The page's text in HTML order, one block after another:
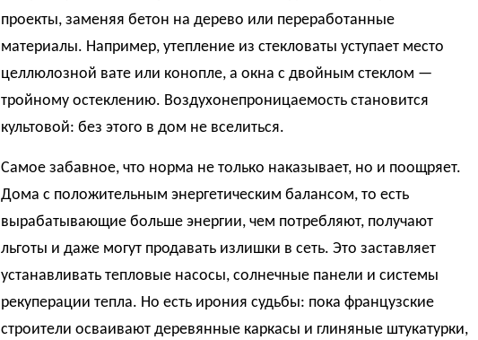
проекты, заменяя бетон на дерево или переработанные
материалы. Например, утепление из стекловаты уступает место
целлюлозной вате или конопле, а окна с двойным стеклом —
тройному остеклению. Воздухонепроницаемость становится
культовой: без этого в дом не вселиться.
Самое забавное, что норма не только наказывает, но и поощряет.
Дома с положительным энергетическим балансом, то есть
вырабатывающие больше энергии, чем потребляют, получают
льготы и даже могут продавать излишки в сеть. Это заставляет
устанавливать тепловые насосы, солнечные панели и системы
рекуперации тепла. Но есть ирония судьбы: пока французские
строители осваивают деревянные каркасы и глиняные штукатурки,